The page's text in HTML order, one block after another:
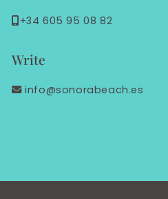
+34 605 95 08 82
Write
info@sonorabeach.es